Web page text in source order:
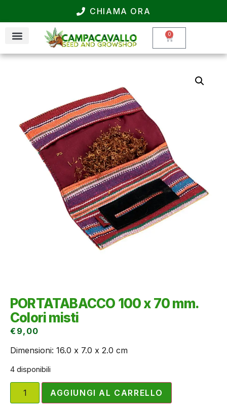
CHIAMA ORA
0
PORTATABACCO 100 x 70 mm.
Colori misti
€ 9,00
Dimensioni: 16.0 x 7.0 x 2.0 cm
4 disponibili
AGGIUNGI AL CARRELLO